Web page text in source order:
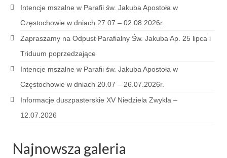
Sakrament namaszczenia chorych
Galeria
Niedziela Palmowa 29.03.2026
Wielki Czwartek 02.04.2026
Wielka Sobota 04.04.2026
Intencje mszalne w Parafii św. Jakuba Apostoła w
Częstochowie w dniach 27.07 – 02.08.2026r.
Zapraszamy na Odpust Parafialny Św. Jakuba Ap. 25 lipca i
Triduum poprzedzające
Intencje mszalne w Parafii św. Jakuba Apostoła w
Częstochowie w dniach 20.07 – 26.07.2026r.
Informacje duszpasterskie XV Niedziela Zwykła –
12.07.2026
Najnowsza galeria